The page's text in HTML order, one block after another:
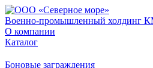
Военно-промышленный холдинг
О компании
Каталог
Боновые заграждения